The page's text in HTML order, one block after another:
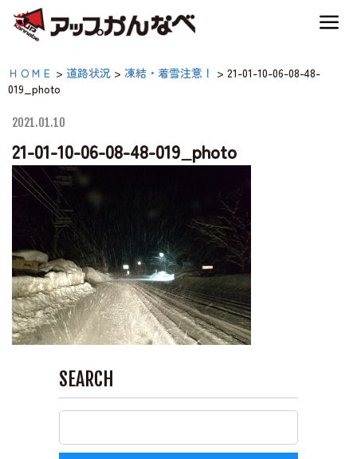
21-01-10-06-08-48-
019_photo|【公式】アッ
プかんなべ｜兵庫県豊岡
市・関西 アウトドア・
キャンプ場・熱気球・高
原アクティビティ
夏のスキー場も「かなり遊べる」！
神鍋高原キャンプ場
神鍋高原アクティビティ
交通アクセス
宿泊案内
神鍋高原体育館
ライブカメラ
ＨＯＭＥ > 道路状況 > 凍結・着雪注意！ > 21-01-10-06-08-48-
019_photo
2021.01.10
21-01-10-06-08-48-019_photo
SEARCH